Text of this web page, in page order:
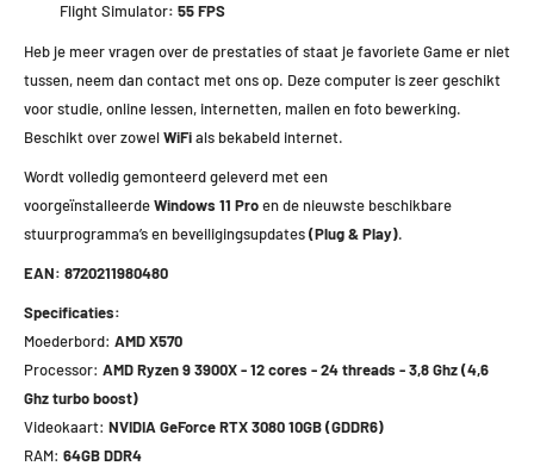
Flight Simulator: 55 FPS
Heb je meer vragen over de prestaties of staat je favoriete Game er niet
tussen, neem dan contact met ons op. Deze computer is zeer geschikt
voor studie, online lessen, internetten, mailen en foto bewerking.
Beschikt over zowelWiFials bekabeld internet.
Wordt volledig gemonteerd geleverd met een
voorgeïnstalleerdeWindows 11 Proen de nieuwste beschikbare
stuurprogramma’s en beveiligingsupdates(Plug & Play).
EAN: 8720211980480
Specificaties:
Moederbord: AMD X570
Processor: AMD Ryzen 9 3900X - 12 cores - 24 threads - 3,8 Ghz (4,6
Ghz turbo boost)
Videokaart: NVIDIA GeForce RTX 3080 10GB (GDDR6)
RAM: 64GB DDR4